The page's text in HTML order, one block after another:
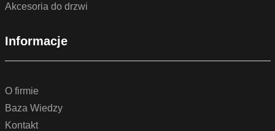
Akcesoria do drzwi
Informacje
O firmie
Baza Wiedzy
Kontakt